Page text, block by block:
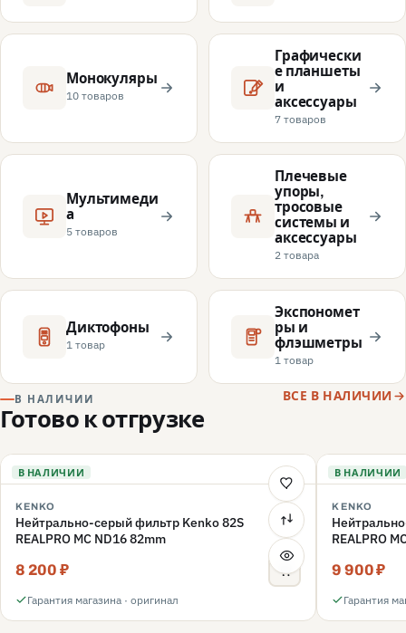
Монокуляры
10 товаров
Графически
е планшеты
и
аксессуары
7 товаров
Мультимеди
а
5 товаров
Плечевые
упоры,
тросовые
системы и
аксессуары
2 товара
Диктофоны
1 товар
Экспономет
ры и
флэшметры
1 товар
В НАЛИЧИИ
Готово к отгрузке
ВСЕ В НАЛИЧИИ
В НАЛИЧИИ
KENKO
Нейтрально-серый фильтр Kenko 82S
REALPRO MC ND16 82mm
8 200 ₽
Гарантия магазина · оригинал
В НАЛИЧИИ
KENKO
REALPRO
9 900 ₽
Гарантия